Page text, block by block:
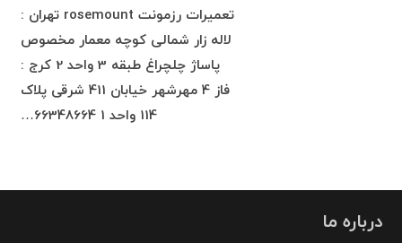
تعمیرات رزمونت rosemount تهران :
لاله زار شمالی کوچه معمار مخصوص
پاساژ چلچراغ طبقه 3 واحد 2 کرج :
فاز 4 مهرشهر خیابان 411 شرقی پلاک
114 واحد 1 66348664…
درباره ما